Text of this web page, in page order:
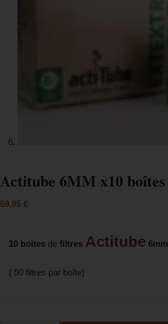
Actitube 6MM x10 boîtes
59,95 €
10 boites de filtres Actitube 6mm
( 50 filtres par boîte)